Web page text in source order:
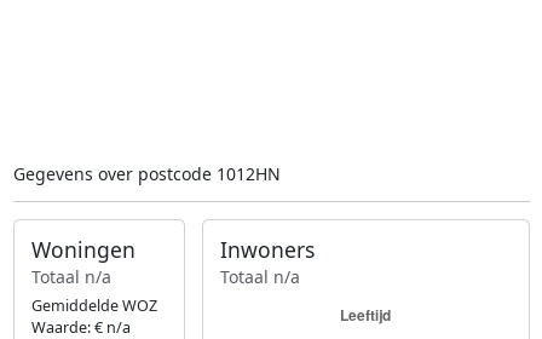
Gegevens over postcode 1012HN
Woningen
Totaal n/a
Gemiddelde WOZ
Waarde: € n/a
Inwoners
Totaal n/a